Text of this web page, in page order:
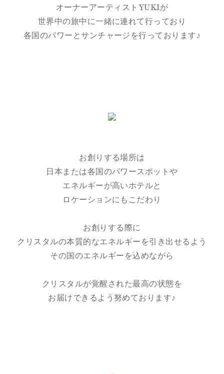
オーナーアーティストYUKIが
世界中の旅中に一緒に連れて行っており
各国のパワーとサンチャージを行っております♪
お創りする場所は
日本または各国のパワースポットや
エネルギーが高いホテルと
ロケーションにもこだわり
お創りする際に
クリスタルの本質的なエネルギーを引き出せるよう
その国のエネルギーを込めながら
クリスタルが覚醒された最高の状態を
お届けできるよう努めております♪